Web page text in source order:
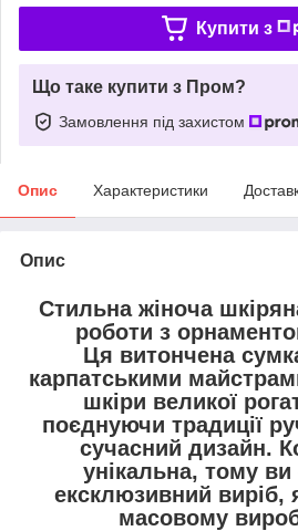
Купити з
Що таке купити з Пром?
Замовлення під захистом
Опис Характеристики
Опис
Стильна жіноча
роботи з
Ця витончена
карпатськими
шкіри великої
поєднуючи традиції
сучасний дизайн.
унікальна, тому ви
ексклюзивний виріб,
масовому